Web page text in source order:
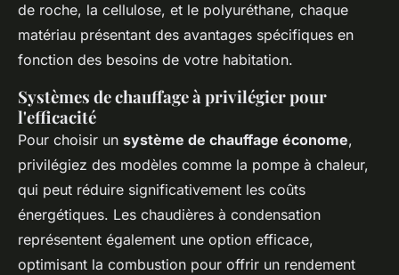
de roche, la cellulose, et le polyuréthane, chaque
matériau présentant des avantages spécifiques en
fonction des besoins de votre habitation.
Systèmes de chauffage à privilégier pour
l'efficacité
Pour choisir un système de chauffage économe,
privilégiez des modèles comme la pompe à chaleur,
qui peut réduire significativement les coûts
énergétiques. Les chaudières à condensation
représentent également une option efficace,
optimisant la combustion pour offrir un rendement